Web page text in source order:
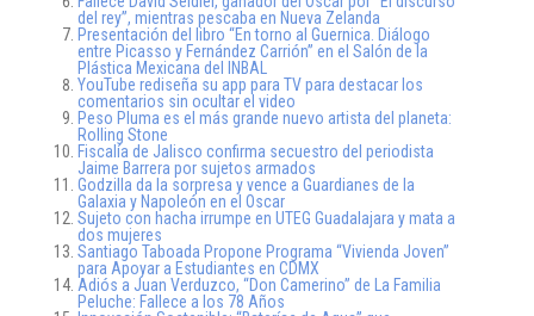
del rey”, mientras pescaba en Nueva Zelanda
Presentación del libro “En torno al Guernica. Diálogo
entre Picasso y Fernández Carrión” en el Salón de la
Plástica Mexicana del INBAL
YouTube rediseña su app para TV para destacar los
comentarios sin ocultar el video
Peso Pluma es el más grande nuevo artista del planeta:
Rolling Stone
Fiscalía de Jalisco confirma secuestro del periodista
Jaime Barrera por sujetos armados
Godzilla da la sorpresa y vence a Guardianes de la
Galaxia y Napoleón en el Oscar
Sujeto con hacha irrumpe en UTEG Guadalajara y mata a
dos mujeres
Santiago Taboada Propone Programa “Vivienda Joven”
para Apoyar a Estudiantes en CDMX
Adiós a Juan Verduzco, “Don Camerino” de La Familia
Peluche: Fallece a los 78 Años